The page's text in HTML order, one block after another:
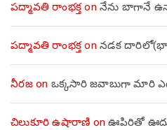
పద్మావతి రాంభక్తon నేను బాగానే
పద్మావతి రాంభక్తon నడక
నీరజon ఒక్కసారి జవాబుగా మారి
చిలుకూరి ఉషారాణి onఊపిరితో